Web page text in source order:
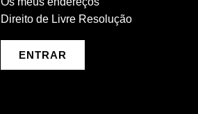
Direito de Livre Resolução
ENTRAR